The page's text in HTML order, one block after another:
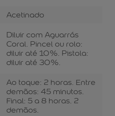
Acetinado
Diluir com Aguarrás
Coral. Pincel ou rolo:
diluir até 10%. Pistola:
diluir até 30%.
Ao toque: 2 horas. Entre
demãos: 45 minutos.
Final: 5 a 8 horas. 2
demãos.